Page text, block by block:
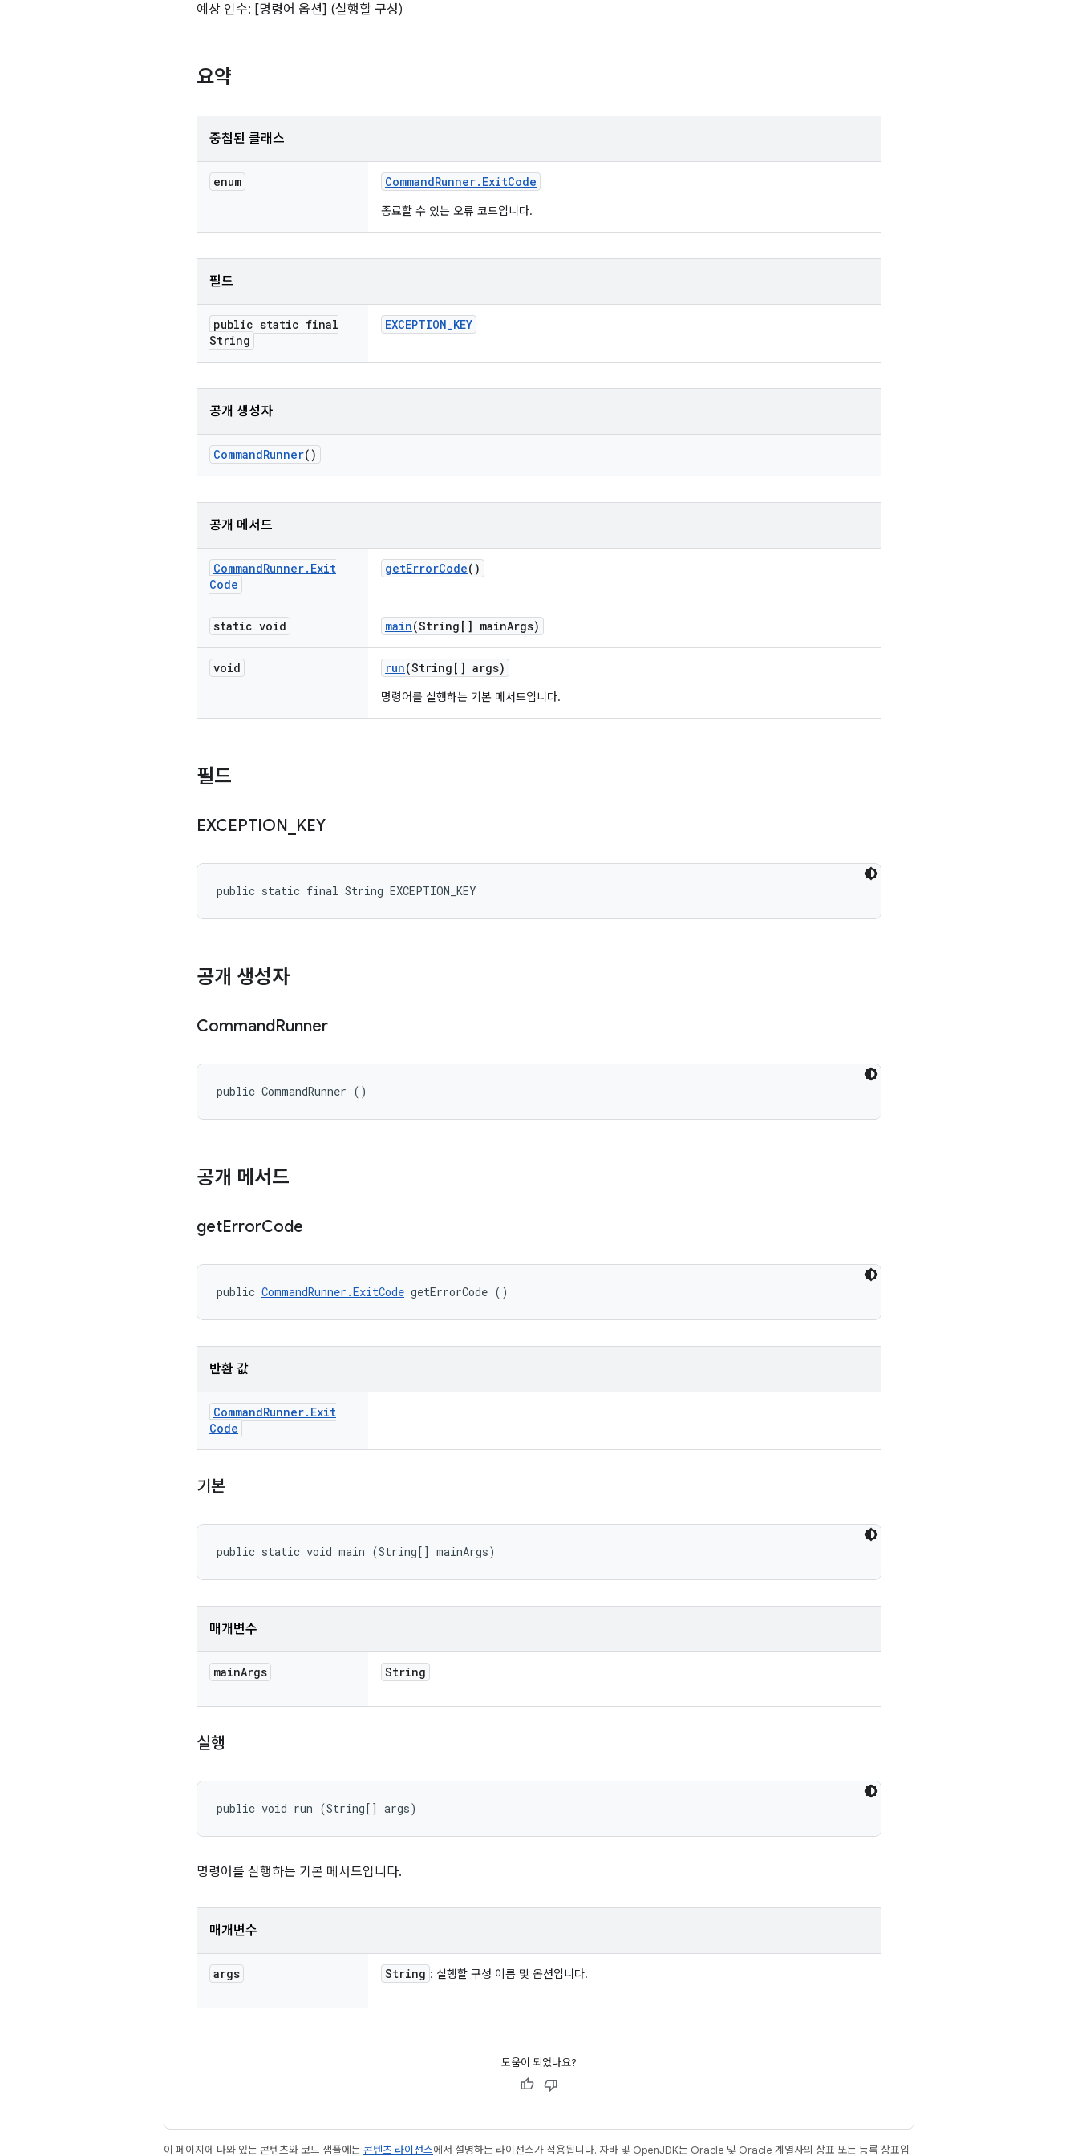
예상 인수: [명령어 옵션] (실행할 구성)
요약
중첩된 클래스
enum CommandRunner. ExitCode
종료할 수 있는 오류 코드입니다.
필드
public static final
String
EXCEPTION_KEY
공개 생성자
CommandRunner()
공개 메서드
CommandRunner. Exit
Code
getErrorCode()
static void main(String[] mainArgs)
void run(String[] args)
명령어를 실행하는 기본 메서드입니다.
필드
EXCEPTION KEY
public static final String EXCEPTION_KEY
공개 생성자
CommandRunner
public CommandRunner ()
공개 메서드
getErrorCode
public CommandRunner.ExitCode getErrorCode ()
반환 값
CommandRunner. Exit
Code
기본
public static void main (String[] mainArgs)
매개변수
mainArgs String
실행
public void run (String[] args)
명령어를 실행하는 기본 메서드입니다.
매개변수
args String : 실행할 구성 이름 및 옵션입니다.
도움이 되었나요?
이 페이지에 나와 있는 콘텐츠와 코드 샘플에는 콘텐츠 라이선스에서 설명하는 라이선스가 적용됩니다. 자바 및 OpenJDK는 Oracle 및 Oracle 계열사의 상표 또는 등록 상표입